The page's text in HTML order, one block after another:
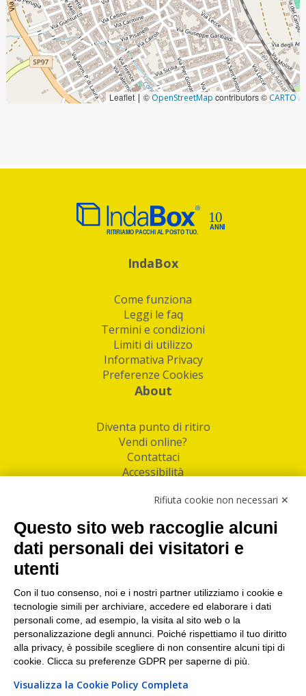
Leaflet | ©OpenStreetMap contributors ©CARTO
IndaBox
Come funziona
Leggi le faq
Termini e condizioni
Limiti di utilizzo
Informativa Privacy
Preferenze Cookies
About
Diventa punto di ritiro
Vendi online?
Contattaci
Accessibilità
Facebook
Linkedin
I nostri punti di ritiro e spedizione pacchi nelle
maggiori città italiane
Torino|Milano|Roma|Bologna|Firenze| Genova
Napoli|Varese
Rifiuta cookie non necessari ✕
Questo sito web raccoglie alcuni
dati personali dei visitatori e
utenti
Con il tuo consenso, noi e i nostri partner utilizziamo i cookie e
tecnologie simili per archiviare, accedere ed elaborare i dati
personali come, ad esempio, la visita al sito web o la
personalizzazione degli annunci. Poiché rispettiamo il tuo diritto
alla privacy, è possibile scegliere di non consentire alcuni tipi di
cookie. Clicca su preferenze GDPR per saperne di più.
Visualizza la Cookie Policy Completa